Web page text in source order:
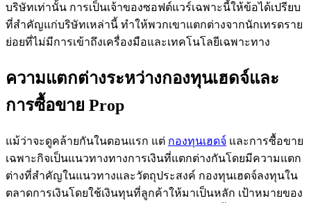
บริษัทเท่านั้น การเป็นเจ้าของซอฟต์แวร์เฉพาะนี้ให้ข้อได้เปรียบ
ที่สำคัญแก่บริษัทเหล่านี้ ทำให้พวกเขาแตกต่างจากนักเทรดราย
ย่อยที่ไม่มีการเข้าถึงเครื่องมือและเทคโนโลยีเฉพาะทาง
ความแตกต่างระหว่างกองทุนเฮดจ์และ
การซื้อขาย Prop
แม้ว่าจะดูคล้ายกันในตอนแรก แต่ กองทุนเฮดจ์ และการซื้อขาย
เฉพาะกิจเป็นแนวทางทางการเงินที่แตกต่างกันโดยมีความแตก
ต่างที่สำคัญในแนวทางและวัตถุประสงค์ กองทุนเฮดจ์ลงทุนใน
ตลาดการเงินโดยใช้เงินทุนที่ลูกค้าให้มาเป็นหลัก เป้าหมายของ